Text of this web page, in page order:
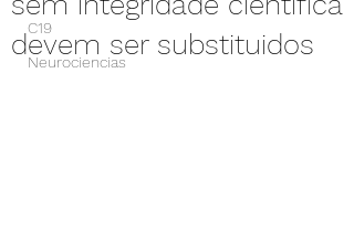
C19
Neurociencias
devem ser substituidos